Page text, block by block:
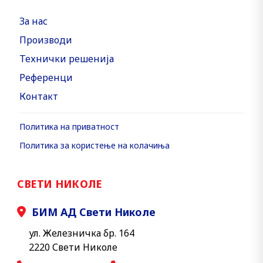
За нас
Производи
Технички решенија
Референци
Контакт
Политика на приватност
Политика за користење на колачиња
СВЕТИ НИКОЛЕ
БИМ АД Свети Николе
ул. Железничка бр. 164
2220 Свети Николе